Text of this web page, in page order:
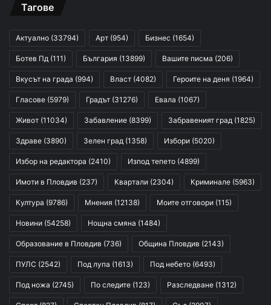
Тагове
Актуално (33794) Арт (954) Бизнес (1654)
Ботев Пд (111) България (13899) Вашите писма (206)
Вкусът на града (994) Власт (4082) Героите на деня (1964)
Гласове (5979) Градът (31276) Евала (1067)
Живот (11034) Забавление (8399) Забравеният град (1825)
Здраве (3890) Зелен град (1358) Избори (5020)
Избор на редактора (2410) Изпод тепето (4899)
Имоти в Пловдив (237) Квартали (2304) Криминале (5963)
Култура (9786) Мнения (12138) Моите отговори (115)
Новини (54258) Нощна смяна (1484)
Образование в Пловдив (736) Община Пловдив (2143)
ПУЛС (2542) Под лупа (1613) Под небето (6493)
Под ножа (2745) По следите (123) Разследване (1312)